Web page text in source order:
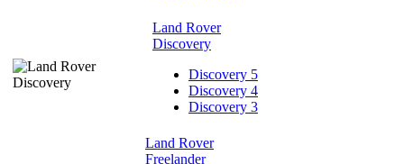
Land Rover
Discovery
Discovery 5
Discovery 4
Discovery 3
Land Rover
Freelander